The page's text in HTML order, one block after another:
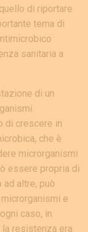
di riportare
tema di
sanitaria a
di un
di crescere in
che è
microrganismi
essere propria di
altre, può
e
caso, in
resistenza era